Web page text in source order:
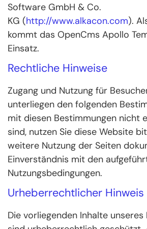
Software GmbH & Co.
KG (http://www.alkacon.com).
kommt das OpenCms Apollo
Einsatz.
Rechtliche Hinweise
Zugang und Nutzung für
unterliegen den folgenden
mit diesen Bestimmungen nicht
sind, nutzen Sie diese Website
weitere Nutzung der Seiten
Einverständnis mit den
Nutzungsbedingungen.
Urheberrechtlicher Hinweis
Die vorliegenden Inhalte